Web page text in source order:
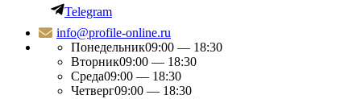
Telegram
info@profile-online.ru
Понедельник09:00 — 18:30
Вторник09:00 — 18:30
Среда09:00 — 18:30
Четверг09:00 — 18:30